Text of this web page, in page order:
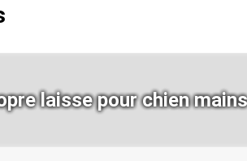
laisse pour chien